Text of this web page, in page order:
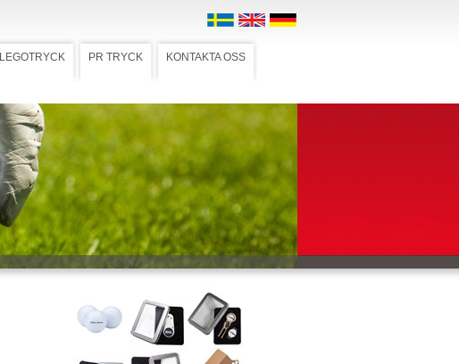
LEGOTRYCK PR TRYCK KONTAKTA OSS